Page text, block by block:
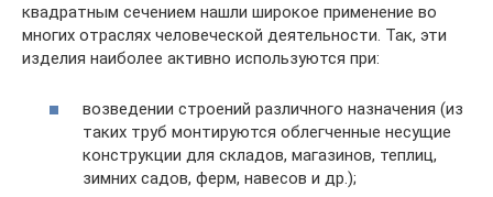
квадратным сечением нашли широкое применение во
многих отраслях человеческой деятельности. Так, эти
изделия наиболее активно используются при:
возведении строений различного назначения (из
таких труб монтируются облегченные несущие
конструкции для складов, магазинов, теплиц,
зимних садов, ферм, навесов и др.);